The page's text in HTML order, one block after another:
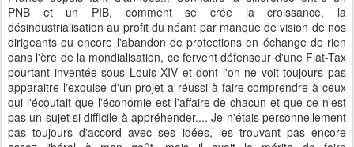
PNB et un PIB, comment se crée la croissance, la
désindustrialisation au profit du néant par manque de vision de nos
dirigeants ou encore l'abandon de protections en échange de rien
dans l'ère de la mondialisation, ce fervent défenseur d'une Flat-Tax
pourtant inventée sous Louis XIV et dont l'on ne voit toujours pas
apparaitre l'exquise d'un projet a réussi à faire comprendre à ceux
qui l'écoutait que l'économie est l'affaire de chacun et que ce n'est
pas un sujet si difficile à appréhender.... Je n'étais personnellement
pas toujours d'accord avec ses idées, les trouvant pas encore